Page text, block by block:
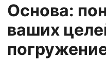
Основа:
ваших